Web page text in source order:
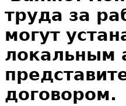
труда за
могут
локальным
договором.